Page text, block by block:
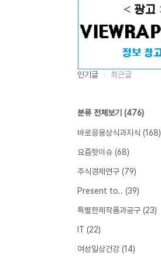
인기글 최근글
분류 전체보기 (476)
바로응용상식과지식 (168)
요즘핫이슈 (68)
주식경제연구 (79)
Present to.. (39)
특별한제작품과공구 (23)
IT (22)
여성일상건강 (14)